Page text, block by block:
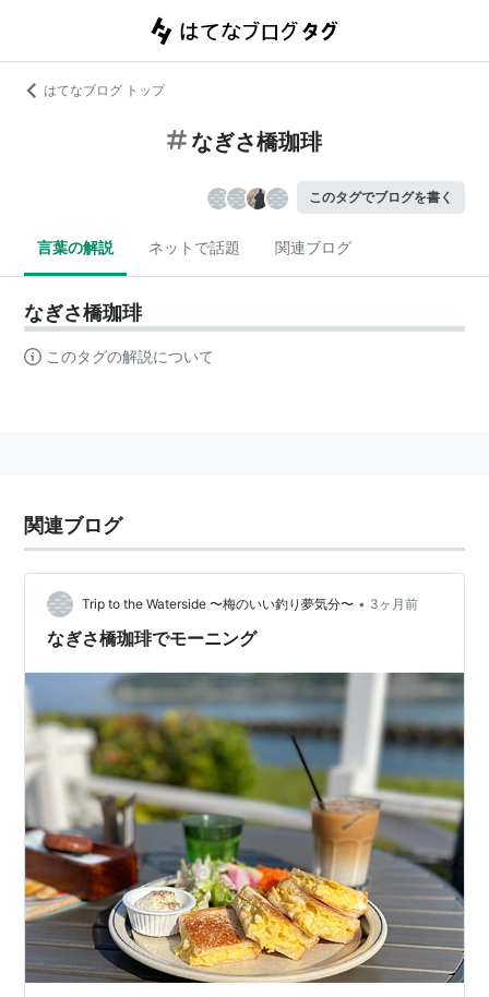
はてなブログ トップ
なぎさ橋珈琲
このタグでブログを書く
言葉の解説 ネットで話題 関連ブログ
なぎさ橋珈琲
このタグの解説について
関連ブログ
Trip to the Waterside 〜梅のいい釣り夢気分〜 • 3ヶ月前
なぎさ橋珈琲でモーニング